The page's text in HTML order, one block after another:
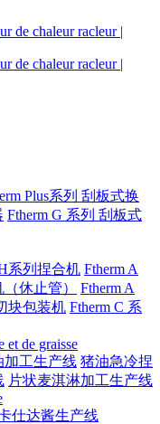
Plus系列 刮板式换
Ftherm G 系列 刮板式
系列捏合机 Ftherm A
休止管）
Ftherm A
块包装机 Ftherm C 系
et de graisse
加工生产线 猪油急冷捏
片状麦淇淋加工生产线
仕达酱生产线